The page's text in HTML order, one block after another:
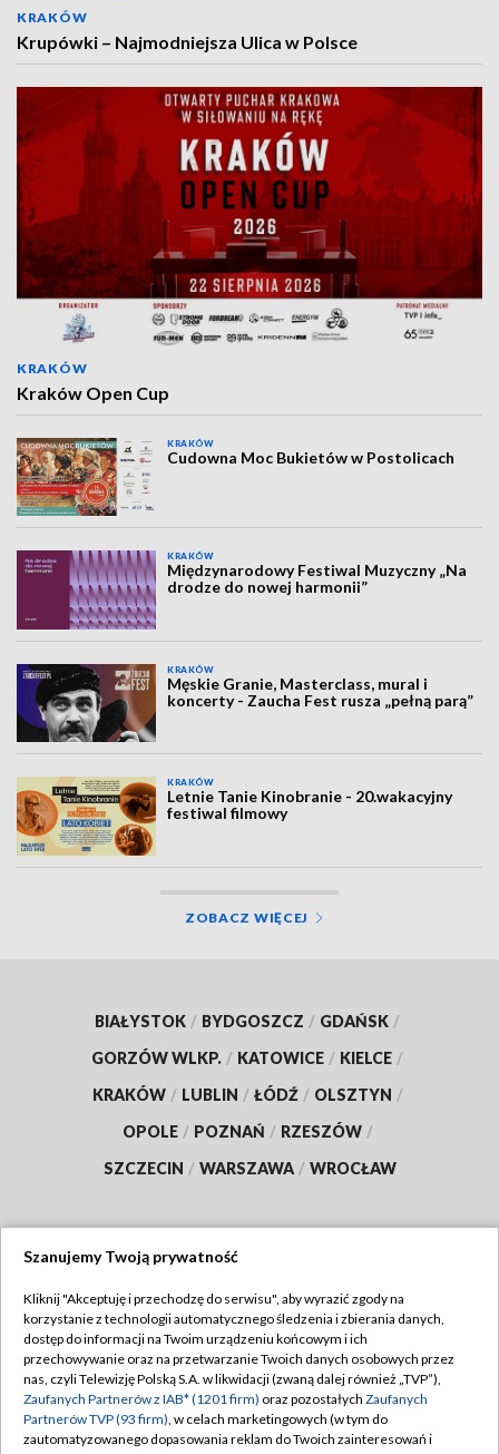
KRAKÓW
Krupówki – Najmodniejsza Ulica w Polsce
KRAKÓW
Kraków Open Cup
KRAKÓW
Cudowna Moc Bukietów w Postolicach
KRAKÓW
Międzynarodowy Festiwal Muzyczny „Na
drodze do nowej harmonii”
KRAKÓW
Męskie Granie, Masterclass, mural i
koncerty - Zaucha Fest rusza „pełną parą”
KRAKÓW
Letnie Tanie Kinobranie - 20.wakacyjny
festiwal filmowy
ZOBACZ WIĘCEJ
BIAŁYSTOK / BYDGOSZCZ / GDAŃSK /
GORZÓW WLKP. / KATOWICE / KIELCE /
KRAKÓW / LUBLIN / ŁÓDŹ / OLSZTYN /
OPOLE / POZNAŃ / RZESZÓW /
SZCZECIN / WARSZAWA / WROCŁAW
TVP
Abonament TVP
Emisja w TVP
Centrum informacji TVP
Regulamin TVP
Polityka prywatności
Moje zgody
Szanujemy Twoją prywatność
Kliknij "Akceptuję i przechodzę do serwisu", aby wyrazić zgody na
korzystanie z technologii automatycznego śledzenia i zbierania danych,
dostęp do informacji na Twoim urządzeniu końcowym i ich
przechowywanie oraz na przetwarzanie Twoich danych osobowych przez
nas, czyli Telewizję Polską S.A. w likwidacji (zwaną dalej również „TVP”),
Zaufanych Partnerów z IAB* (1201 firm) oraz pozostałych Zaufanych
Partnerów TVP (93 firm), w celach marketingowych (w tym do
zautomatyzowanego dopasowania reklam do Twoich zainteresowań i